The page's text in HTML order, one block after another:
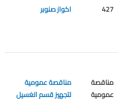
427 اكواز صنوبر
مناقصة
عمومية
مناقصة عمومية
لتجهيز قسم الغسيل